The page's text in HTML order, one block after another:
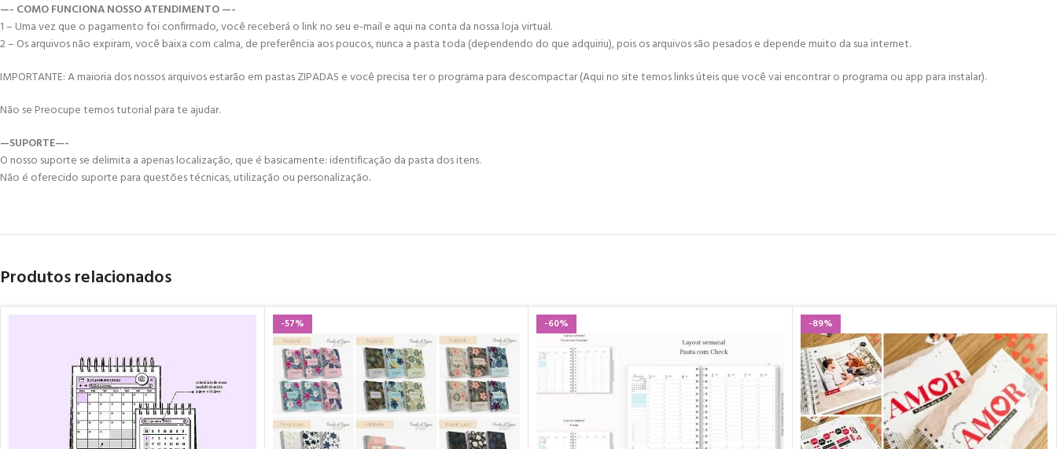
—- COMO FUNCIONA NOSSO ATENDIMENTO —-
1 – Uma vez que o pagamento foi confirmado, você receberá o link no seu e-mail e aqui na conta da nossa loja virtual.
2 – Os arquivos não expiram, você baixa com calma, de preferência aos poucos, nunca a pasta toda (dependendo do que adquiriu), pois os arquivos são pesados e depende muito da sua internet.
IMPORTANTE: A maioria dos nossos arquivos estarão em pastas ZIPADAS e você precisa ter o programa para descompactar (Aqui no site temos links úteis que você vai encontrar o programa ou app para instalar).
Não se Preocupe temos tutorial para te ajudar.
—SUPORTE—-
O nosso suporte se delimita a apenas localização, que é basicamente: identificação da pasta dos itens.
Não é oferecido suporte para questões técnicas, utilização ou personalização.
Produtos relacionados
-57% -60% -89%